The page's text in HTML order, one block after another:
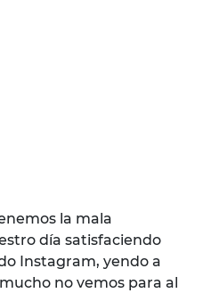
la mala
día satisfaciendo
Instagram, yendo a
no vemos para al